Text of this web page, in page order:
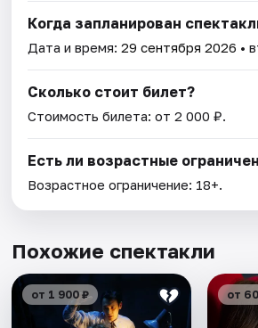
Когда запланирован
Дата и время:29 сентября 2026 •
Сколько стоит билет?
Стоимость билета: от 2 000 ₽.
Есть ли возрастные
Возрастное ограничение: 18+.
Похожие спектакли
от 1 900 ₽ от